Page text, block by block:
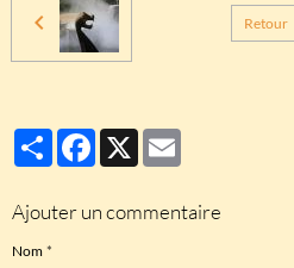
Retour
PartagerFacebook
X
Ajouter un commentaire
Nom